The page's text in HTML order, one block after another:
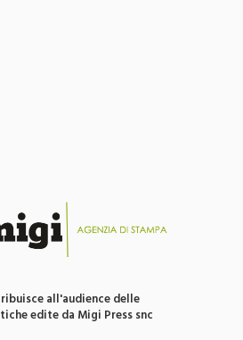
edite da Migi Press snc